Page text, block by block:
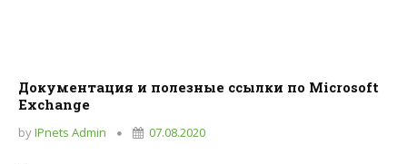
Документация и полезные ссылки по Microsoft
Exchange
byIPnets Admin 07.08.2020